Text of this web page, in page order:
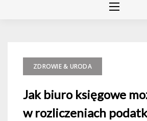
ZDROWIE & URODA
Jak biuro księgowe
w rozliczeniach